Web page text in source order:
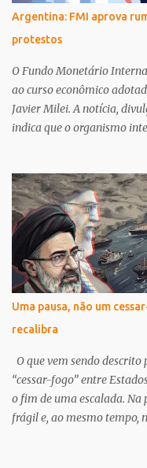
Sustentável destaca a
sociedade civil e setor
elemento chave é a
sociedade civil, academia,
Argentina: FMI aprova
protestos
O Fundo Monetário
ao curso econômico
Javier Milei. A notícia,
indica que o organismo
Reações Internas A
um reforço para Milei em
embora não aborde
diversos setores da
incluem cortes drásticos
gerado forte resistência.
Em paralelo ao anúncio
intensas manifestações. A
abril de 2026, detalha um
UBA (Universidade de
Uma pausa, não um
recalibra
O que vem sendo
“cessar-fogo” entre
o fim de uma escalada.
frágil e, ao mesmo tempo,